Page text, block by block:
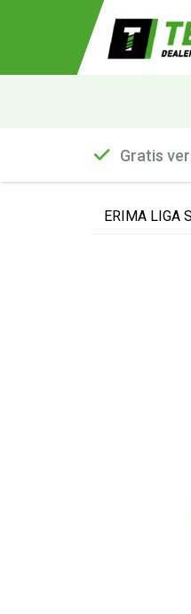
Gratis
ERIMA LIGA